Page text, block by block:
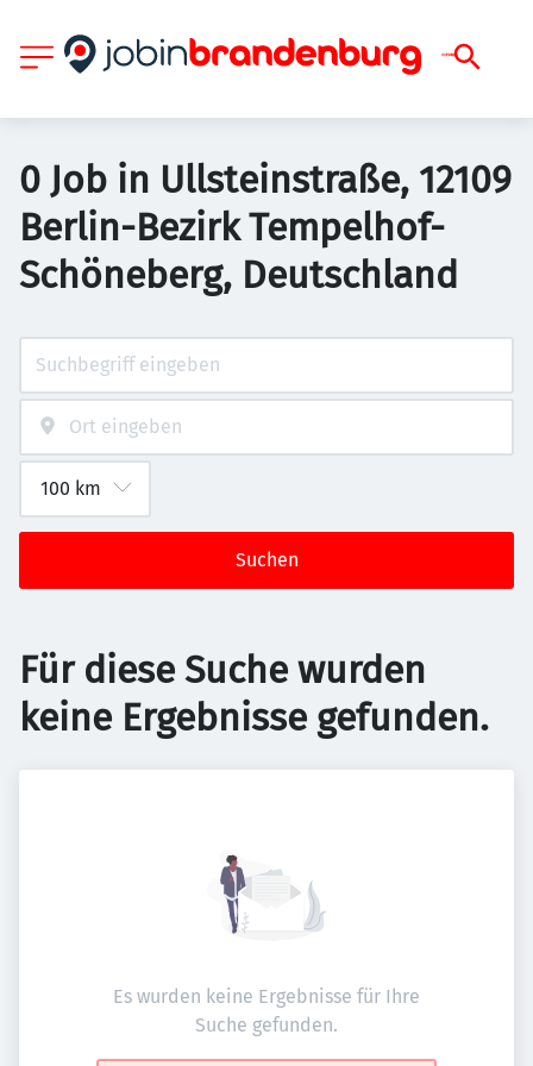
0 Job in Ullsteinstraße, 12109
Berlin-Bezirk Tempelhof-
Schöneberg, Deutschland
Suchen
Für diese Suche wurden
keine Ergebnisse gefunden.
Es wurden keine Ergebnisse für Ihre
Suche gefunden.